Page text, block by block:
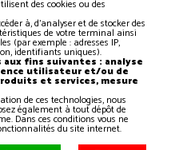
des cookies ou des
à, d'analyser et de stocker des
de votre terminal ainsi
(par exemple : adresses IP,
identifiants uniques).
fins suivantes : analyse
utilisateur et/ou de
et services, mesure
de ces technologies, nous
également à tout dépôt de
Dans ces conditions vous ne
du site internet.